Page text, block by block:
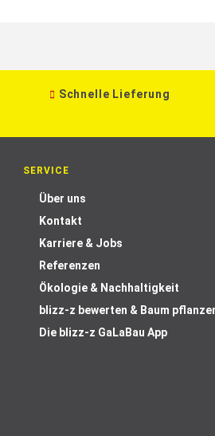
Schnelle Lieferung
SERVICE
Über uns
Kontakt
Karriere & Jobs
Referenzen
Ökologie & Nachhaltigkeit
blizz-z bewerten & Baum
Die blizz-z GaLaBau App